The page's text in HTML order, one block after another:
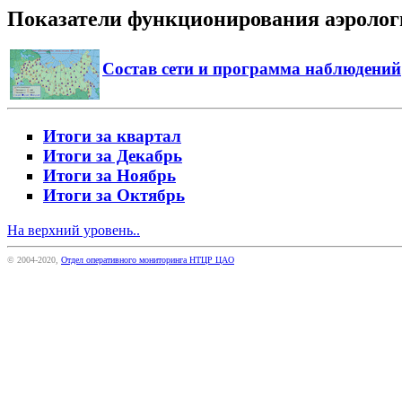
Показатели функционирования
Состав сети и программа наблюдений
Итоги за квартал
Итоги за Декабрь
Итоги за Ноябрь
Итоги за Октябрь
На верхний уровень..
© 2004-2020, Отдел оперативного мониторинга НТЦР ЦАО